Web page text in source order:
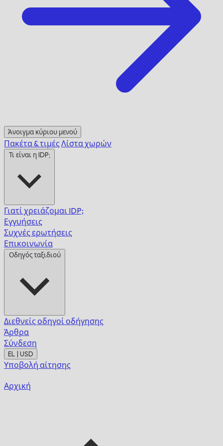
Άνοιγμα κύριου μενού
Πακέτα & τιμέςΛίστα χωρών
Τι είναι η IDP;
Γιατί χρειάζομαι IDP;
Εγγυήσεις
Συχνές ερωτήσεις
Επικοινωνία
Οδηγός ταξιδιού
Διεθνείς οδηγοί οδήγησης
Άρθρα
Σύνδεση
EL | USD
Υποβολή αίτησης
Αρχική